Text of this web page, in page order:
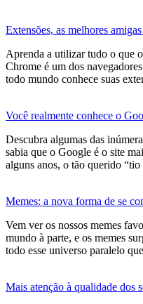
Extensões, as melhores
Aprenda a utilizar tudo o que
Chrome é um dos
todo mundo conhece suas
Você realmente conhece o
Descubra algumas das
sabia que o Google é o site
alguns anos, o tão querido
Memes: a nova forma de se
Vem ver os nossos memes
mundo à parte, e os memes
todo esse universo paralelo
Mais atenção à qualidade dos